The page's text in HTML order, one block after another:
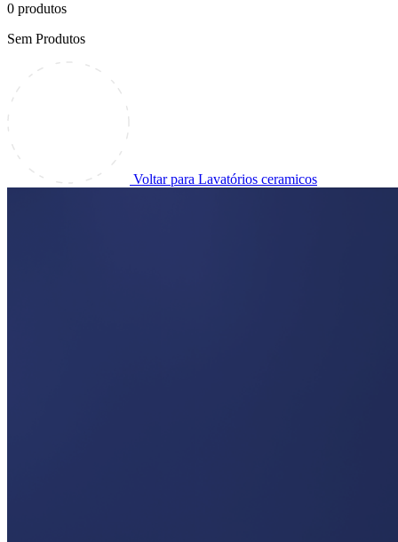
0 produtos
Sem Produtos
Voltar para Lavatórios ceramicos